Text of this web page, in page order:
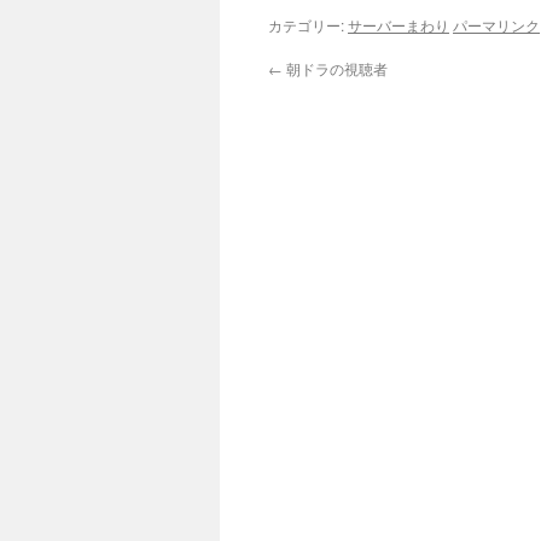
カテゴリー:サーバーまわり パーマリンク
← 朝ドラの視聴者